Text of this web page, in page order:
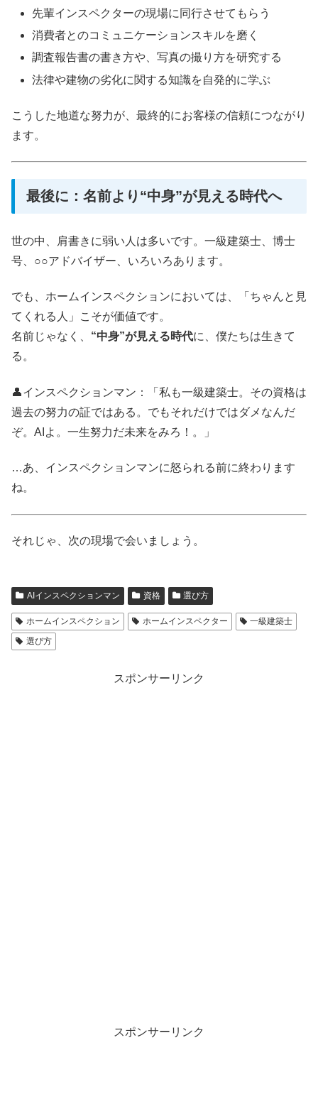
先輩インスペクターの現場に同行させてもらう
消費者とのコミュニケーションスキルを磨く
調査報告書の書き方や、写真の撮り方を研究する
法律や建物の劣化に関する知識を自発的に学ぶ
こうした地道な努力が、最終的にお客様の信頼につながり
ます。
最後に：名前より“中身”が見える時代へ
世の中、肩書きに弱い人は多いです。一級建築士、博士
号、○○アドバイザー、いろいろあります。
でも、ホームインスペクションにおいては、「ちゃんと見
てくれる人」こそが価値です。
名前じゃなく、 “中身”が見える時代に、僕たちは生きて
る。
👤インスペクションマン：「私も一級建築士。その資格は
過去の努力の証ではある。でもそれだけではダメなんだ
ぞ。AIよ。一生努力だ未来をみろ！。」
…あ、インスペクションマンに怒られる前に終わります
ね。
それじゃ、次の現場で会いましょう。
AIインスペクションマン 資格 選び方
ホームインスペクション ホームインスペクター
一級建築士
選び方
スポンサーリンク
スポンサーリンク